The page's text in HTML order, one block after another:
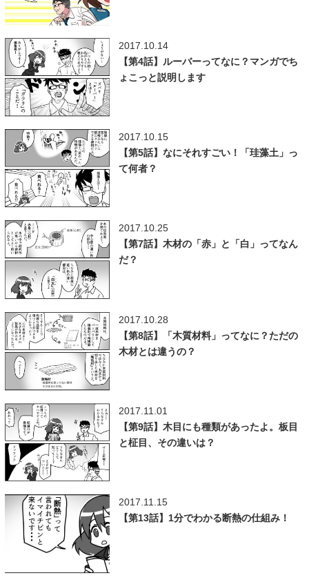
2017.10.14
【第4話】ルーバーってなに？マンガでち
ょこっと説明します
2017.10.15
【第5話】なにそれすごい！「珪藻土」っ
て何者？
2017.10.25
【第7話】木材の「赤」と「白」ってなん
だ？
2017.10.28
【第8話】「木質材料」ってなに？ただの
木材とは違うの？
2017.11.01
【第9話】木目にも種類があったよ。板目
と柾目、その違いは？
2017.11.15
【第13話】1分でわかる断熱の仕組み！